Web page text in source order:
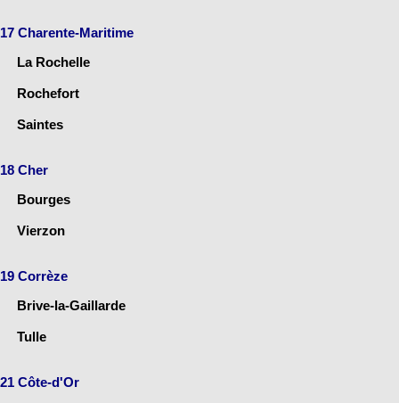
17 Charente-Maritime
La Rochelle
Rochefort
Saintes
18 Cher
Bourges
Vierzon
19 Corrèze
Brive-la-Gaillarde
Tulle
21 Côte-d'Or